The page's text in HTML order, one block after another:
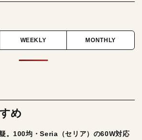
WEEKLY MONTHLY
め
。100均・Seria（セリア）の60W対応